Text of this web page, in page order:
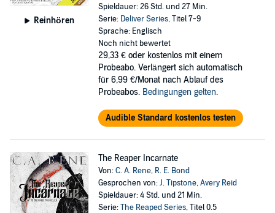
Reinhören
Spieldauer: 26 Std. und 27 Min.
Serie: Deliver Series, Titel 7-9
Sprache: Englisch
Noch nicht bewertet
29,33 € oder kostenlos mit einem
Probeabo. Verlängert sich automatisch
für 6,99 €/Monat nach Ablauf des
Probeabos. Bedingungen gelten.
Audible Standard kostenlos testen
The Reaper Incarnate
Von:C. A. Rene, R. E. Bond
Gesprochen von:J. Tipstone,Avery Reid
Spieldauer: 4 Std. und 21 Min.
Serie:The Reaped Series, Titel 0.5